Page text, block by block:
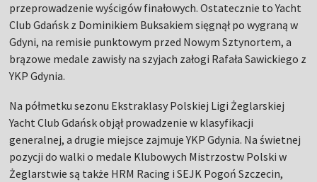
przeprowadzenie wyścigów finałowych. Ostatecznie to Yacht
Club Gdańsk z Dominikiem Buksakiem sięgnął po wygraną w
Gdyni, na remisie punktowym przed Nowym Sztynortem, a
brązowe medale zawisły na szyjach załogi Rafała Sawickiego z
YKP Gdynia.
Na półmetku sezonu Ekstraklasy Polskiej Ligi Żeglarskiej
Yacht Club Gdańsk objął prowadzenie w klasyfikacji
generalnej, a drugie miejsce zajmuje YKP Gdynia. Na świetnej
pozycji do walki o medale Klubowych Mistrzostw Polski w
Żeglarstwie są także HRM Racing i SEJK Pogoń Szczecin,